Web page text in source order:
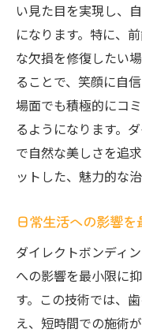
い見た目を実現し、
になります。特に、
な欠損を修復したい
ることで、笑顔に自
場面でも積極的にコ
るようになります。
で自然な美しさを追
ットした、魅力的な
日常生活への影響
ダイレクトボンディ
への影響を最小限に
す。この技術では、
え、短時間での施術